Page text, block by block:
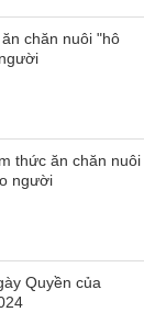
chăn nuôi "hô
thức ăn chăn nuôi
người
Quyền của